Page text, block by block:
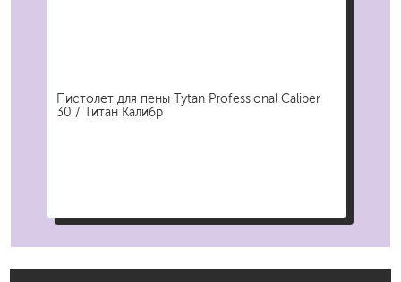
Пистолет для пены Tytan Professional Caliber
30 / Титан Калибр